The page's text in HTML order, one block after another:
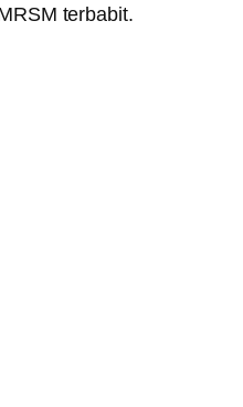
terbabit.